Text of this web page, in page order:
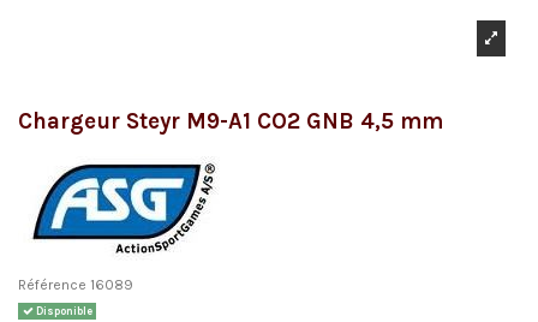
Chargeur Steyr M9-A1 CO2 GNB 4,5 mm
Référence 16089
Disponible